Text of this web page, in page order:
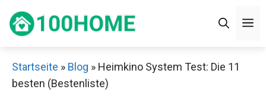
Inhalt
Startseite » Blog » Heimkino System Test: Die 11
besten (Bestenliste)